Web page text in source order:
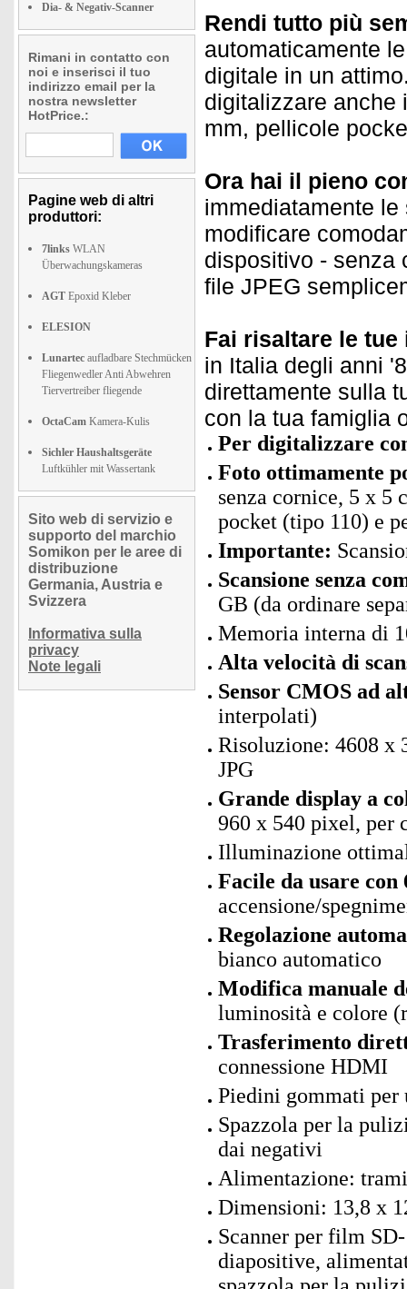
Dia- & Negativ-Scanner
Rimani in contatto con
noi e inserisci il tuo
indirizzo email per la
nostra newsletter
HotPrice.:
Pagine web di altri
produttori:
7links WLAN
Überwachungskameras
AGT Epoxid Kleber
ELESION
Lunartec aufladbare Stechmücken
Fliegenwedler Anti Abwehren
Tiervertreiber fliegende
OctaCam Kamera-Kulis
Sichler Haushaltsgeräte
Luftkühler mit Wassertank
Sito web di servizio e
supporto del marchio
Somikon per le aree di
distribuzione
Germania, Austria e
Svizzera
Informativa sulla
privacy
Note legali
Rendi tutto più
automaticamente
digitale in un
digitalizzare anche
mm, pellicole
Ora hai il pieno
immediatamente
modificare
dispositivo - senza
file JPEG
Fai risaltare le tue
in Italia degli anni
direttamente sulla
con la tua famiglia
Per digitalizzare
Foto ottimamente
senza cornice, 5 x
pocket (tipo 110) e
Importante:
Scansione senza
GB (da ordinare
Memoria interna di
Alta velocità di
Sensor CMOS ad
interpolati)
Risoluzione: 4608 x
JPG
Grande display a
960 x 540 pixel, per
Illuminazione
Facile da usare con
accensione/
Regolazione
bianco automatico
Modifica manuale
luminosità e colore
Trasferimento
connessione HDMI
Piedini gommati
Spazzola per la
dai negativi
Alimentazione:
Dimensioni: 13,8 x
Scanner per film
diapositive,